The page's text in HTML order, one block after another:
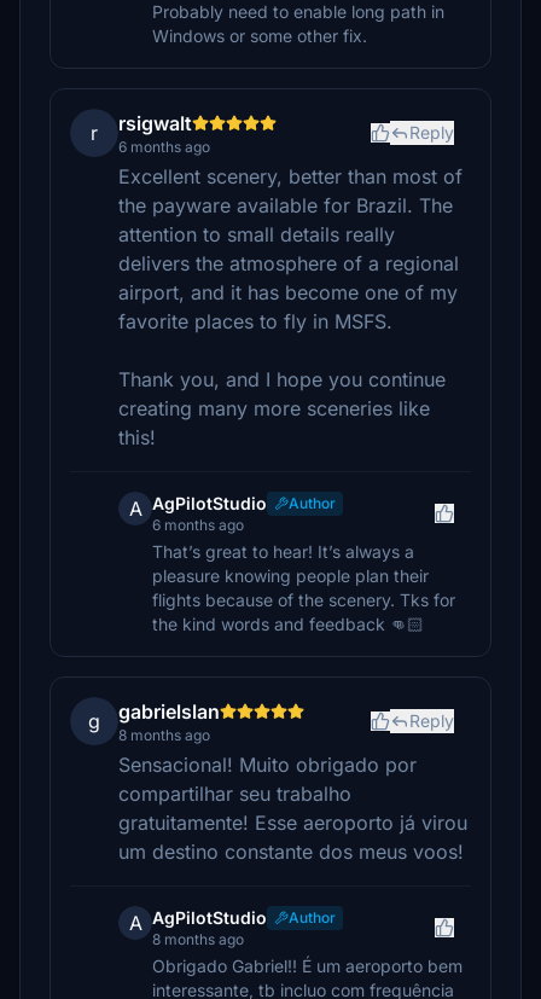
Probably need to enable long path in
Windows or some other fix.
r rsigwalt
6 months ago
Reply
Excellent scenery, better than most of
the payware available for Brazil. The
attention to small details really
delivers the atmosphere of a regional
airport, and it has become one of my
favorite places to fly in MSFS.
Thank you, and I hope you continue
creating many more sceneries like
this!
A AgPilotStudio
Author
6 months ago
That’s great to hear! It’s always a
pleasure knowing people plan their
flights because of the scenery. Tks for
the kind words and feedback 👊🏻
g gabrielslan
8 months ago
Reply
Sensacional! Muito obrigado por
compartilhar seu trabalho
gratuitamente! Esse aeroporto já virou
um destino constante dos meus voos!
A AgPilotStudio
Author
8 months ago
Obrigado Gabriel!! É um aeroporto bem
interessante, tb incluo com frequência